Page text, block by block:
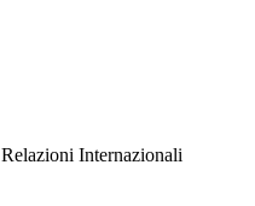
Relazioni Internazionali